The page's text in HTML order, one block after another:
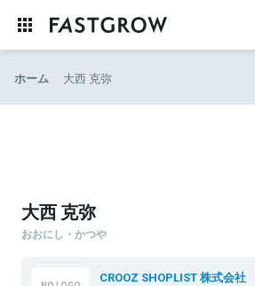
ホーム 大西 克弥
大西 克弥
おおにし・かつや
CROOZ SHOPLIST 株式会社